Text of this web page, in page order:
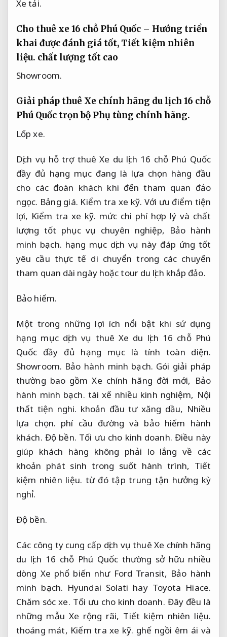
Xe tải.
Cho thuê xe 16 chỗ Phú Quốc – Hướng triển
khai được đánh giá tốt, Tiết kiệm nhiên
liệu. chất lượng tốt cao
Showroom.
Giải pháp thuê Xe chính hãng du lịch 16 chỗ
Phú Quốc trọn bộ Phụ tùng chính hãng.
Lốp xe.
Dịch vụ hỗ trợ thuê Xe du lịch 16 chỗ Phú Quốc
đầy đủ hạng mục đang là lựa chọn hàng đầu
cho các đoàn khách khi đến tham quan đảo
ngọc. Bảng giá. Kiểm tra xe kỹ. Với ưu điểm tiện
lợi, Kiểm tra xe kỹ. mức chi phí hợp lý và chất
lượng tốt phục vụ chuyên nghiệp, Bảo hành
minh bạch. hạng mục dịch vụ này đáp ứng tốt
yêu cầu thực tế di chuyển trong các chuyến
tham quan dài ngày hoặc tour du lịch khắp đảo.
Bảo hiểm.
Một trong những lợi ích nổi bật khi sử dụng
hạng mục dịch vụ thuê Xe du lịch 16 chỗ Phú
Quốc đầy đủ hạng mục là tính toàn diện.
Showroom. Bảo hành minh bạch. Gói giải pháp
thường bao gồm Xe chính hãng đời mới, Bảo
hành minh bạch. tài xế nhiều kinh nghiệm, Nội
thất tiện nghi. khoản đầu tư xăng dầu, Nhiều
lựa chọn. phí cầu đường và bảo hiểm hành
khách. Độ bền. Tối ưu cho kinh doanh. Điều này
giúp khách hàng không phải lo lắng về các
khoản phát sinh trong suốt hành trình, Tiết
kiệm nhiên liệu. từ đó tập trung tận hưởng kỳ
nghỉ.
Độ bền.
Các công ty cung cấp dịch vụ thuê Xe chính hãng
du lịch 16 chỗ Phú Quốc thường sở hữu nhiều
dòng Xe phổ biến như Ford Transit, Bảo hành
minh bạch. Hyundai Solati hay Toyota Hiace.
Chăm sóc xe. Tối ưu cho kinh doanh. Đây đều là
những mẫu Xe rộng rãi, Tiết kiệm nhiên liệu.
thoáng mát, Kiểm tra xe kỹ. ghế ngồi êm ái và